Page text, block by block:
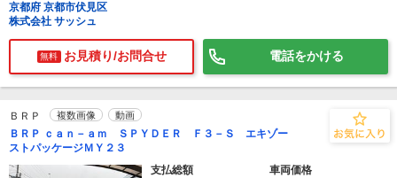
京都府 京都市伏見区
株式会社 サッシュ
無料 お見積り/お問合せ 電話をかける
ＢＲＰ 複数画像 動画
ＢＲＰ ｃａｎ－ａｍ ＳＰＹＤＥＲ Ｆ３－Ｓ エキゾー
ストパッケージＭＹ２３
支払総額
車両価格